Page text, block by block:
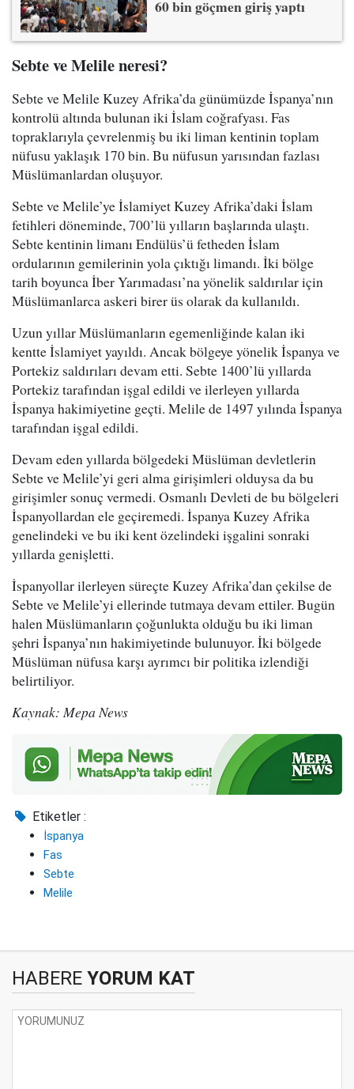
60 bin göçmen giriş yaptı
Sebte ve Melile neresi?
Sebte ve Melile Kuzey Afrika’da günümüzde İspanya’nın
kontrolü altında bulunan iki İslam coğrafyası. Fas
topraklarıyla çevrelenmiş bu iki liman kentinin toplam
nüfusu yaklaşık 170 bin. Bu nüfusun yarısından fazlası
Müslümanlardan oluşuyor.
Sebte ve Melile’ye İslamiyet Kuzey Afrika’daki İslam
fetihleri döneminde, 700’lü yılların başlarında ulaştı.
Sebte kentinin limanı Endülüs’ü fetheden İslam
ordularının gemilerinin yola çıktığı limandı. İki bölge
tarih boyunca İber Yarımadası’na yönelik saldırılar için
Müslümanlarca askeri birer üs olarak da kullanıldı.
Uzun yıllar Müslümanların egemenliğinde kalan iki
kentte İslamiyet yayıldı. Ancak bölgeye yönelik İspanya ve
Portekiz saldırıları devam etti. Sebte 1400’lü yıllarda
Portekiz tarafından işgal edildi ve ilerleyen yıllarda
İspanya hakimiyetine geçti. Melile de 1497 yılında İspanya
tarafından işgal edildi.
Devam eden yıllarda bölgedeki Müslüman devletlerin
Sebte ve Melile’yi geri alma girişimleri olduysa da bu
girişimler sonuç vermedi. Osmanlı Devleti de bu bölgeleri
İspanyollardan ele geçiremedi. İspanya Kuzey Afrika
genelindeki ve bu iki kent özelindeki işgalini sonraki
yıllarda genişletti.
İspanyollar ilerleyen süreçte Kuzey Afrika’dan çekilse de
Sebte ve Melile’yi ellerinde tutmaya devam ettiler. Bugün
halen Müslümanların çoğunlukta olduğu bu iki liman
şehri İspanya’nın hakimiyetinde bulunuyor. İki bölgede
Müslüman nüfusa karşı ayrımcı bir politika izlendiği
belirtiliyor.
Kaynak: Mepa News
Etiketler :
İspanya
Fas
Sebte
Melile
HABERE YORUM KAT